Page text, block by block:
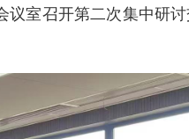
室召开第二次集中研